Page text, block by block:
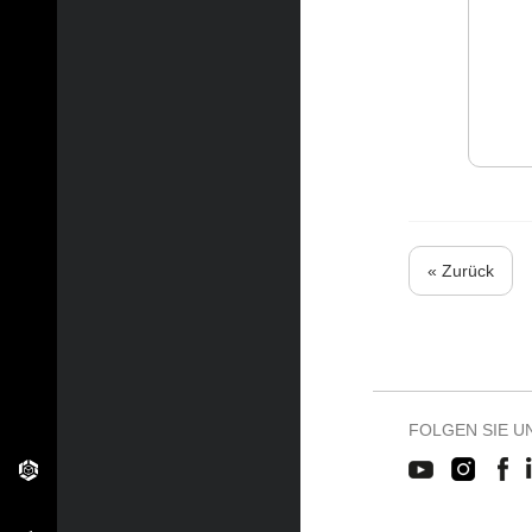
« Zurück
FOLGEN SIE